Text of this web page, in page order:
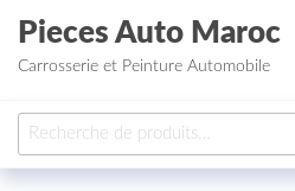
Aller au contenu
Pieces Auto Maroc
Carrosserie et Peinture Automobile
Recherche pour :